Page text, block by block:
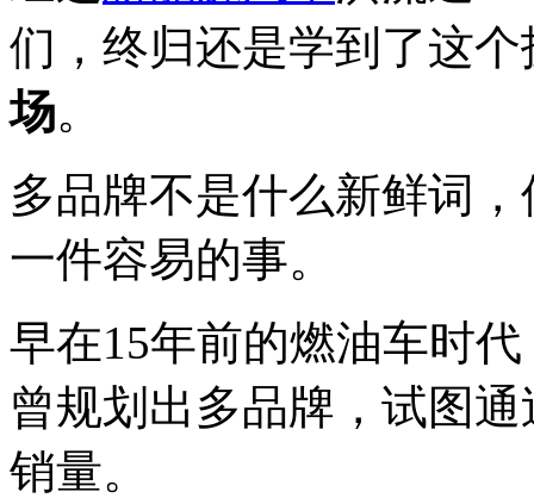
们，终归还是学到了这
场。
多品牌不是什么新鲜词
一件容易的事。
早在15年前的燃油车时
曾规划出多品牌，试图
销量。